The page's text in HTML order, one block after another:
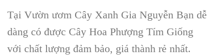
Tại Vườn ươm Cây Xanh Gia Nguyễn Bạn dễ
dàng có được Cây Hoa Phượng Tím Giống
với chất lượng đảm bảo, giá thành rẻ nhất.